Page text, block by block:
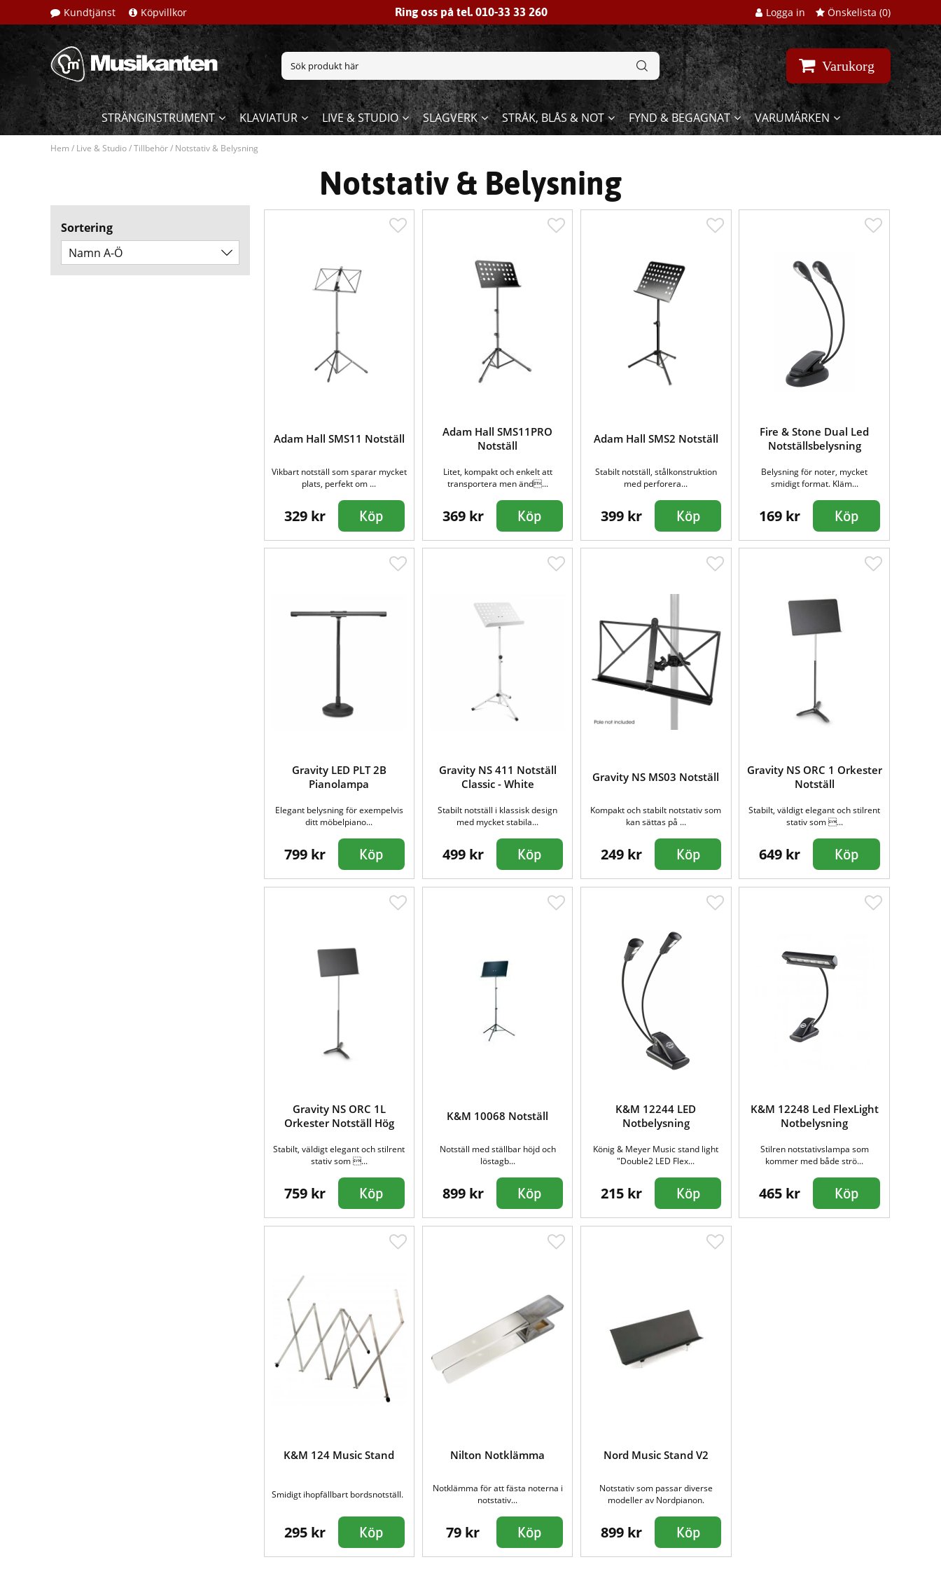
Kundtjänst Köpvillkor Ring oss på tel. 010-33 33 260 Logga in Önskelista (0)
Varukorg
STRÄNGINSTRUMENT KLAVIATUR LIVE & STUDIO SLAGVERK STRÅK, BLÅS & NOT FYND & BEGAGNAT VARUMÄRKEN
Hem / Live & Studio/Tillbehör/ Notstativ & Belysning
Notstativ & Belysning
Sortering
Namn A-Ö
Adam Hall SMS11 Notställ
Vikbart notställ som sparar mycket
plats, perfekt om ...
329 kr Köp
Adam Hall SMS11PRO
Notställ
Litet, kompakt och enkelt att
transportera men änd...
369 kr Köp
Adam Hall SMS2 Notställ
Stabilt notställ, stålkonstruktion
med perforera...
399 kr Köp
Fire & Stone Dual Led
Notställsbelysning
Belysning för noter, mycket
smidigt format. Kläm...
169 kr Köp
Gravity LED PLT 2B
Pianolampa
Elegant belysning för exempelvis
ditt möbelpiano...
799 kr Köp
Gravity NS 411 Notställ
Classic - White
Stabilt notställ i klassisk design
med mycket stabila...
499 kr Köp
Gravity NS MS03 Notställ
Kompakt och stabilt notstativ som
kan sättas på ...
249 kr Köp
Gravity NS ORC 1 Orkester
Notställ
Stabilt, väldigt elegant och stilrent
stativ som ...
649 kr Köp
Gravity NS ORC 1L
Orkester Notställ Hög
Stabilt, väldigt elegant och stilrent
stativ som ...
759 kr Köp
K&M 10068 Notställ
Notställ med ställbar höjd och
löstagb...
899 kr Köp
K&M 12244 LED
Notbelysning
König & Meyer Music stand light
"Double2 LED Flex...
215 kr Köp
K&M 12248 Led FlexLight
Notbelysning
Stilren notstativslampa som
kommer med både strö...
465 kr Köp
K&M 124 Music Stand
Smidigt ihopfällbart bordsnotställ.
295 kr Köp
Nilton Notklämma
Notklämma för att fästa noterna i
notstativ...
79 kr Köp
Nord Music Stand V2
Notstativ som passar diverse
modeller av Nordpianon.
899 kr Köp